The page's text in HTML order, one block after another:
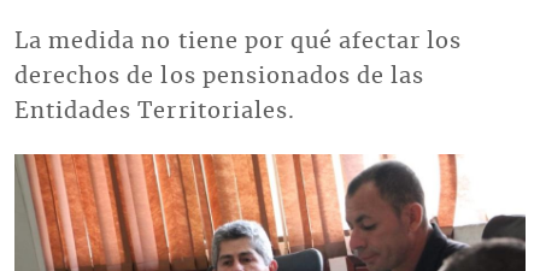
La medida no tiene por qué afectar los
derechos de los pensionados de las
Entidades Territoriales.
Imagen